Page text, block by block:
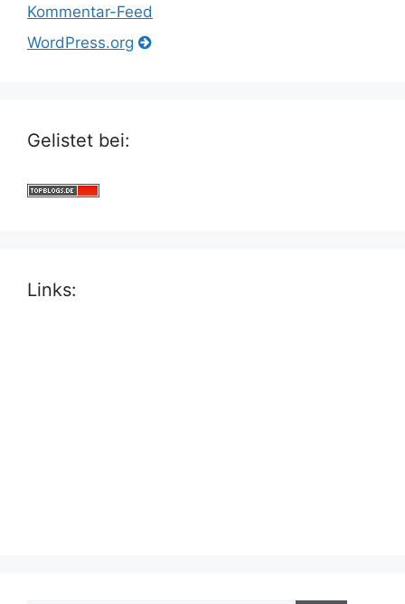
Kommentar-Feed
WordPress.org
Gelistet bei:
Links: